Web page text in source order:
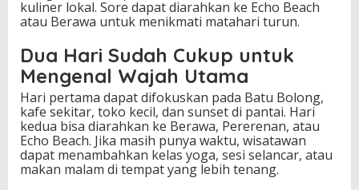
kuliner lokal. Sore dapat diarahkan ke Echo Beach
atau Berawa untuk menikmati matahari turun.
Dua Hari Sudah Cukup untuk
Mengenal Wajah Utama
Hari pertama dapat difokuskan pada Batu Bolong,
kafe sekitar, toko kecil, dan sunset di pantai. Hari
kedua bisa diarahkan ke Berawa, Pererenan, atau
Echo Beach. Jika masih punya waktu, wisatawan
dapat menambahkan kelas yoga, sesi selancar, atau
makan malam di tempat yang lebih tenang.